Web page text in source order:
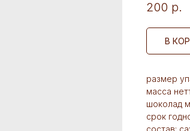
200 р.
В
размер
масса
шоколад
срок
состав: